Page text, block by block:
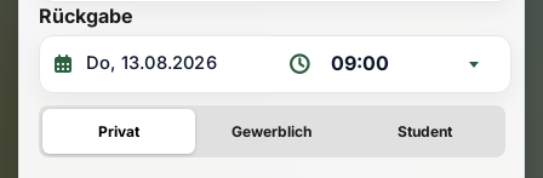
Rückgabe
09:00
Privat Gewerblich Student